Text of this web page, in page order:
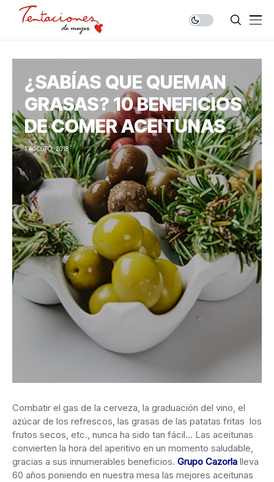
¿SABÍAS QUE QUEMAN
GRASAS? 10 BENEFICIOS
DE COMER ACEITUNAS
1 AGOSTO, 2018
Combatir el gas de la cerveza, la graduación del vino, el
azúcar de los refrescos, las grasas de las patatas fritas los
frutos secos, etc., nunca ha sido tan fácil… Las aceitunas
convierten la hora del aperitivo en un momento saludable,
gracias a sus innumerables beneficios. Grupo Cazorla lleva
60 años poniendo en nuestra mesa las mejores aceitunas